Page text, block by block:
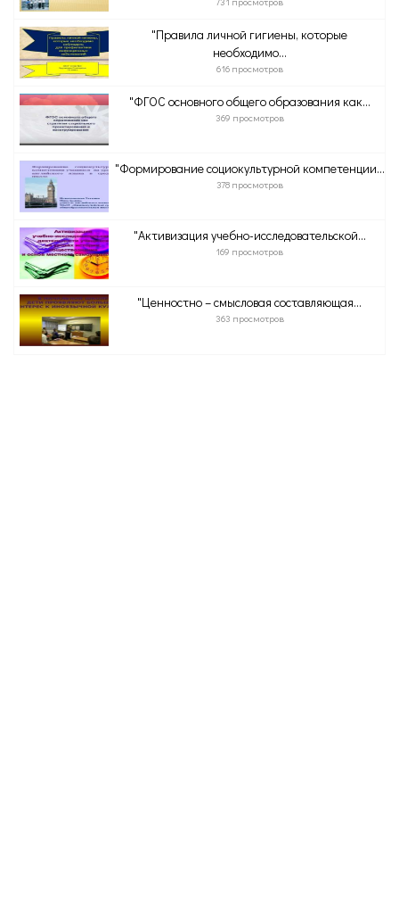
"Правила личной гигиены, которые
необходимо...
616 просмотров
"ФГОС основного общего образования как...
369 просмотров
"Формирование социокультурной компетенции...
378 просмотров
"Активизация учебно-исследовательской...
169 просмотров
"Ценностно – смысловая составляющая...
363 просмотров